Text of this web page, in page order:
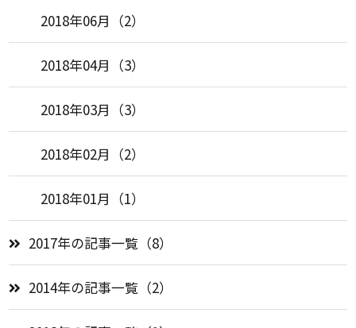
2018年06月（2）
2018年04月（3）
2018年03月（3）
2018年02月（2）
2018年01月（1）
2017年の記事一覧（8）
2014年の記事一覧（2）